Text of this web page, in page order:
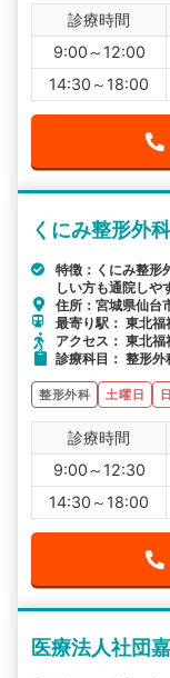
診療時間
9:00～12:00
14:30～18:00
くにみ整形外
特徴：くにみ整形
しい方も通院しや
住所：宮城県仙台
最寄り駅： 東北
アクセス： 東北
診療科目： 整形
整形外科 土曜日
診療時間
9:00～12:30
14:30～18:00
医療法人社団